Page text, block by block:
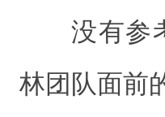
没有参
林团队面前